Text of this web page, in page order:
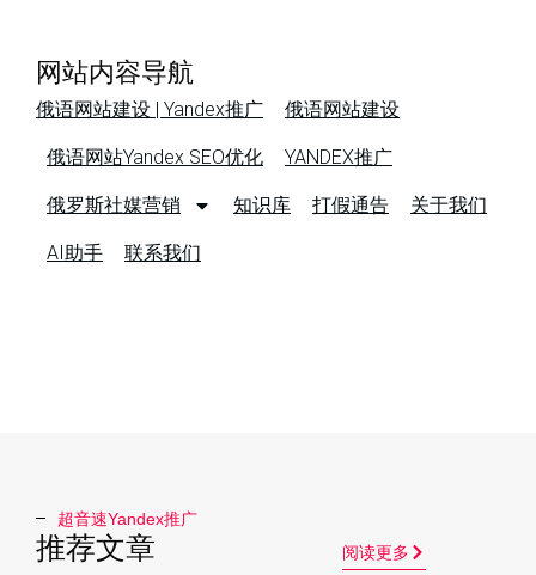
网站内容导航
俄语网站建设 | Yandex推广 俄语网站建设
俄语网站Yandex SEO优化 YANDEX推广
俄罗斯社媒营销 知识库 打假通告 关于我们
AI助手 联系我们
超音速Yandex推广​
推荐文章 阅读更多